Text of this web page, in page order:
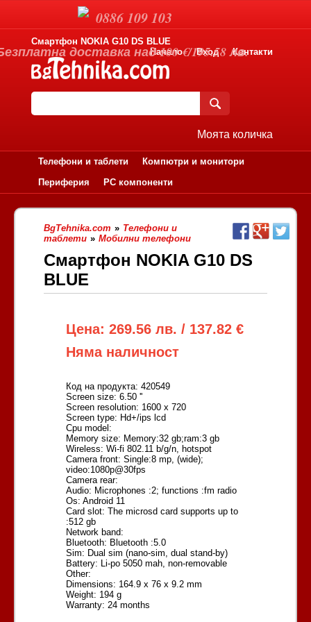
Смартфон NOKIA G10 DS BLUE
Начало
Вход Контакти
Моята количка
Телефони и таблети
Компютри и монитори
Периферия
PC компоненти
BgTehnika.com » Телефони и
таблети » Мобилни телефони
Смартфон NOKIA G10 DS
BLUE
Цена: 269.56 лв. / 137.82 €
Няма наличност
Код на продукта: 420549
Screen size: 6.50 ''
Screen resolution: 1600 x 720
Screen type: Hd+/ips lcd
Cpu model:
Memory size: Memory:32 gb;ram:3 gb
Wireless: Wi-fi 802.11 b/g/n, hotspot
Camera front: Single:8 mp, (wide);
video:1080p@30fps
Camera rear:
Audio: Microphones :2; functions :fm radio
Os: Android 11
Card slot: The microsd card supports up to
:512 gb
Network band:
Bluetooth: Bluetooth :5.0
Sim: Dual sim (nano-sim, dual stand-by)
Battery: Li-po 5050 mah, non-removable
Other:
Dimensions: 164.9 x 76 x 9.2 mm
Weight: 194 g
Warranty: 24 months
0886 109 103
доставка над 100 €/195.58 лв.